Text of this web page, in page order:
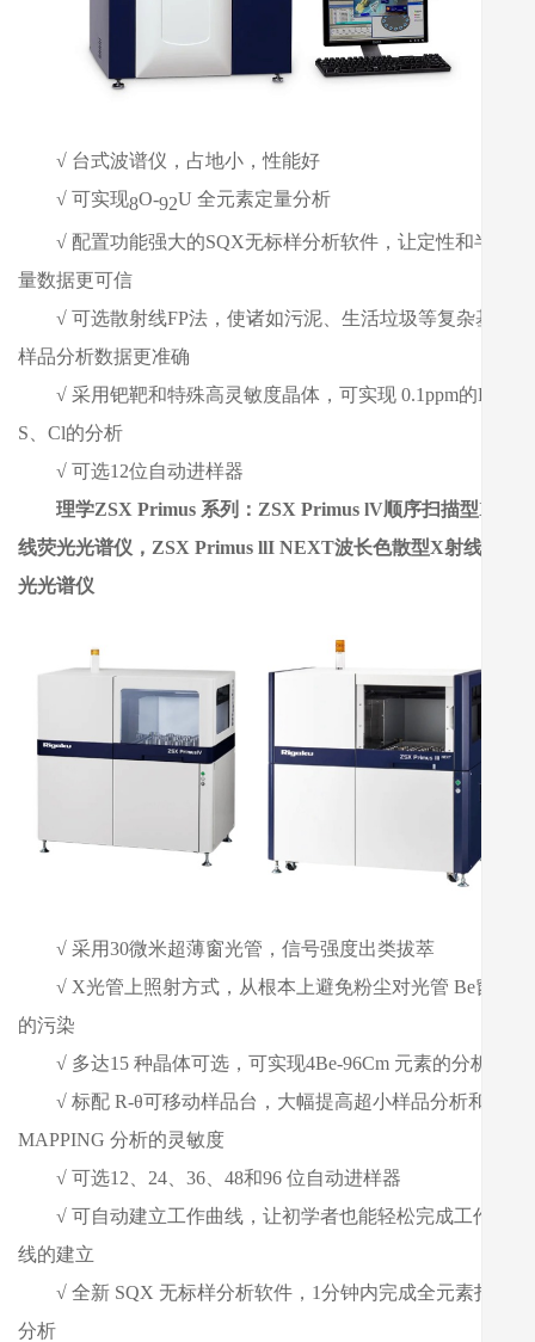
√ 台式波谱仪，占地小，性能好
√ 可实现8O-92U 全元素定量分析
√ 配置功能强大的SQX无标样分析软件，让定性和半定
量数据更可信
√ 可选散射线FP法，使诸如污泥、生活垃圾等复杂基体
样品分析数据更准确
√ 采用钯靶和特殊高灵敏度晶体，可实现 0.1ppm的P、
S、Cl的分析
√ 可选12位自动进样器
理学ZSX Primus 系列：ZSX Primus lV顺序扫描型X射
线荧光光谱仪，ZSX Primus llI NEXT波长色散型X射线荧
光光谱仪
√ 采用30微米超薄窗光管，信号强度出类拔萃
√ X光管上照射方式，从根本上避免粉尘对光管 Be窗膜
的污染
√ 多达15 种晶体可选，可实现4Be-96Cm 元素的分析
√ 标配 R-θ可移动样品台，大幅提高超小样品分析和
MAPPING 分析的灵敏度
√ 可选12、24、36、48和96 位自动进样器
√ 可自动建立工作曲线，让初学者也能轻松完成工作曲
线的建立
√ 全新 SQX 无标样分析软件，1分钟内完成全元素扫描
分析